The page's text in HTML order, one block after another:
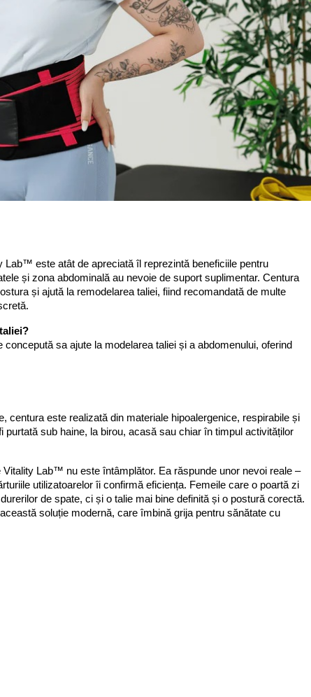
Lab™ este atât de apreciată îl reprezintă beneficiile pentru
și zona abdominală au nevoie de suport suplimentar. Centura
și ajută la remodelarea taliei, fiind recomandată de multe
sa ajute la modelarea taliei și a abdomenului, oferind
centura este realizată din materiale hipoalergenice, respirabile și
purtată sub haine, la birou, acasă sau chiar în timpul activităților
Lab™ nu este întâmplător. Ea răspunde unor nevoi reale –
utilizatoarelor îi confirmă eficiența. Femeile care o poartă zi
de spate, ci și o talie mai bine definită și o postură corectă.
soluție modernă, care îmbină grija pentru sănătate cu